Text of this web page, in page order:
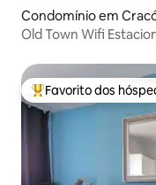
Condomínio em
Old Town Wifi
Favoritos dos
Favorito dos